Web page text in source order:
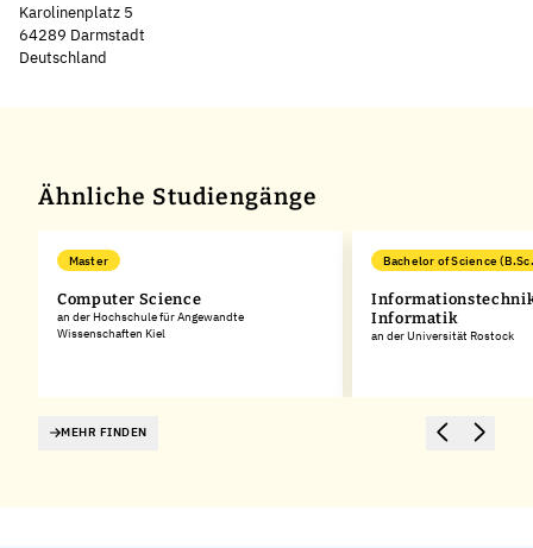
Karolinenplatz 5
64289 Darmstadt
Deutschland
Ähnliche Studiengänge
Master
Computer Science
an der Hochschule für Angewandte
Wissenschaften Kiel
Bachelor of Science
Informatik
an der Universität Rostock
MEHR FINDEN